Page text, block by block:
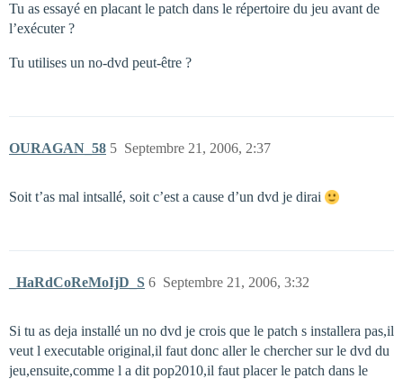
Tu as essayé en placant le patch dans le répertoire du jeu avant de
l’exécuter ?
Tu utilises un no-dvd peut-être ?
OURAGAN_58 Septembre 21, 2006, 2:37
5
Soit t’as mal intsallé, soit c’est a cause d’un dvd je dirai
_HaRdCoReMoIjD_S Septembre 21, 2006, 3:32
6
Si tu as deja installé un no dvd je crois que le patch s installera pas,il
veut l executable original,il faut donc aller le chercher sur le dvd du
jeu,ensuite,comme l a dit pop2010,il faut placer le patch dans le